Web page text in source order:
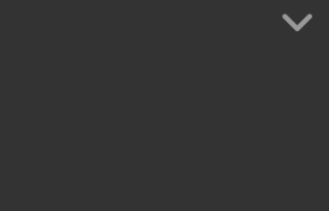
nel deserto di Merzouga